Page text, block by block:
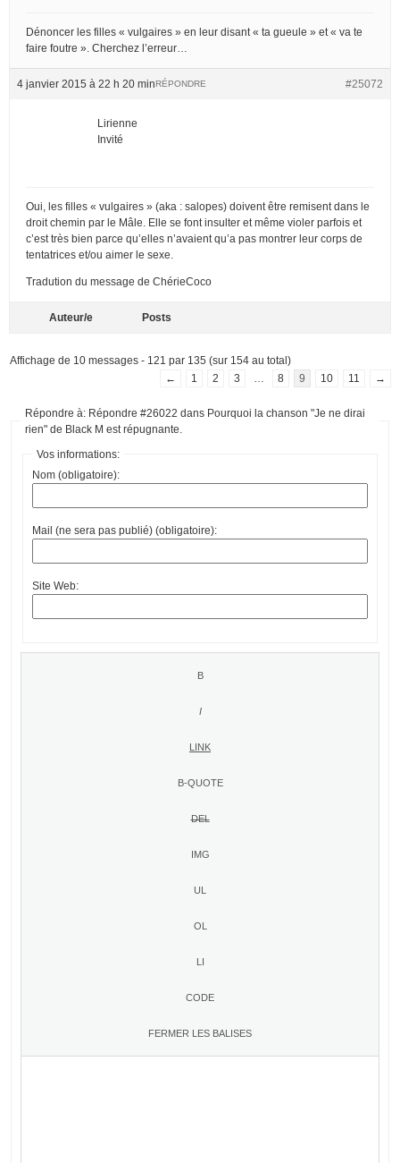
Dénoncer les filles « vulgaires » en leur disant « ta gueule » et « va te
faire foutre ». Cherchez l’erreur…
4 janvier 2015 à 22 h 20 min #25072
RÉPONDRE
Lirienne
Invité
Oui, les filles « vulgaires » (aka : salopes) doivent être remisent dans le
droit chemin par le Mâle. Elle se font insulter et même violer parfois et
c’est très bien parce qu’elles n’avaient qu’a pas montrer leur corps de
tentatrices et/ou aimer le sexe.
Tradution du message de ChérieCoco
Auteur/e Posts
Affichage de 10 messages - 121 par 135 (sur 154 au total)
←
1 2 3 8 9 10 11 →
Répondre à: Répondre #26022 dans Pourquoi la chanson "Je ne dirai
rien" de Black M est répugnante.
Vos informations:
Nom (obligatoire):
Mail (ne sera pas publié) (obligatoire):
Site Web: